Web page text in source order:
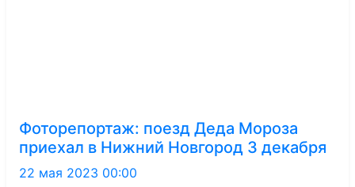
Фоторепортаж: поезд Деда Мороза
приехал в Нижний Новгород 3 декабря
22 мая 2023 00:00